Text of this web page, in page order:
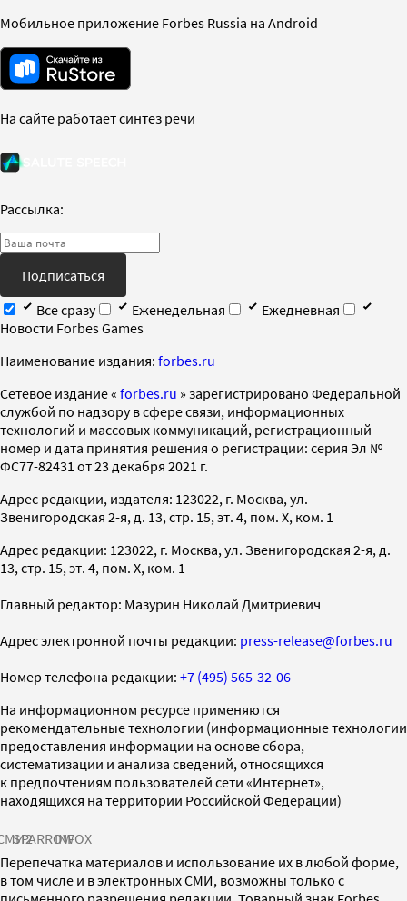
Мобильное приложение Forbes Russia на Android
На сайте работает синтез речи
Рассылка:
Подписаться
Все сразу
Еженедельная
Ежедневная
Новости Forbes Games
Наименование издания: forbes.ru
Cетевое издание « forbes.ru » зарегистрировано Федеральной
службой по надзору в сфере связи, информационных
технологий и массовых коммуникаций, регистрационный
номер и дата принятия решения о регистрации: серия Эл №
ФС77-82431 от 23 декабря 2021 г.
Адрес редакции, издателя: 123022, г. Москва, ул.
Звенигородская 2-я, д. 13, стр. 15, эт. 4, пом. X, ком. 1
Адрес редакции: 123022, г. Москва, ул. Звенигородская 2-я, д.
13, стр. 15, эт. 4, пом. X, ком. 1
Главный редактор: Мазурин Николай Дмитриевич
Адрес электронной почты редакции: press-release@forbes.ru
Номер телефона редакции: +7 (495) 565-32-06
На информационном ресурсе применяются
рекомендательные технологии (информационные технологии
предоставления информации на основе сбора,
систематизации и анализа сведений, относящихся
к предпочтениям пользователей сети «Интернет»,
находящихся на территории Российской Федерации)
SPARROWINFOX
Перепечатка материалов и использование их в любой форме,
в том числе и в электронных СМИ, возможны только с